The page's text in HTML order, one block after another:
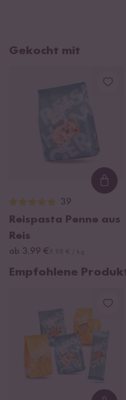
Gekocht mit
39
Reispasta Penne aus
Reis
ab 3,99 €
Empfohlene